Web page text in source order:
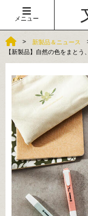
メニュー
新製品＆ニュース
【新製品】自然の色をまとう